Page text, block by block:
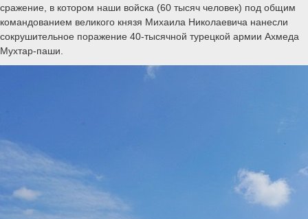
сражение, в котором наши войска (60 тысяч человек) под общим
командованием великого князя Михаила Николаевича нанесли
сокрушительное поражение 40-тысячной турецкой армии Ахмеда
Мухтар-паши.